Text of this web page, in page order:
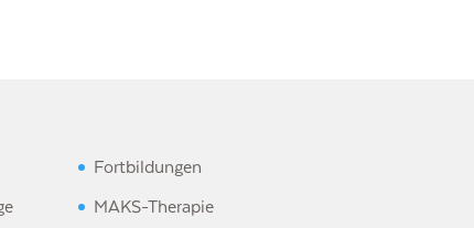
Fortbildungen
MAKS-Therapie